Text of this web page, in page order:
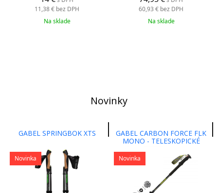
11,38 € bez DPH
Na sklade
60,93 € bez DPH
Na sklade
Novinky
GABEL SPRINGBOK XTS
Novinka
GABEL CARBON FORCE FLK
MONO - TELESKOPICKÉ
TURISTIKU A TREKING
Novinka